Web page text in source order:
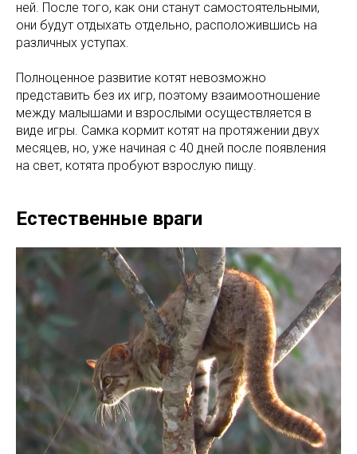
ней. После того, как они станут самостоятельными,
они будут отдыхать отдельно, расположившись на
различных уступах.
Полноценное развитие котят невозможно
представить без их игр, поэтому взаимоотношение
между малышами и взрослыми осуществляется в
виде игры. Самка кормит котят на протяжении двух
месяцев, но, уже начиная с 40 дней после появления
на свет, котята пробуют взрослую пищу.
Естественные враги